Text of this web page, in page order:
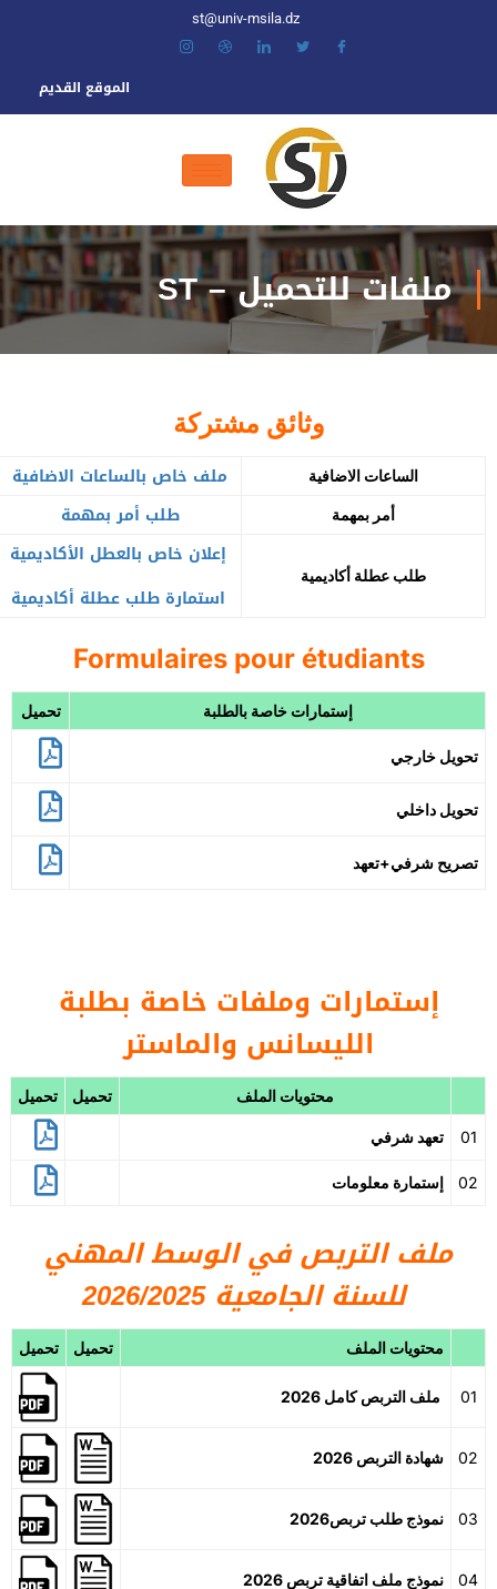
st@univ-msila.dz
الموقع القديم
ملفات للتحميل – ST
وثائق مشتركة
الساعات الاضافية ملف خاص بالساعات الاضافية
أمر بمهمة طلب أمر بمهمة
طلب عطلة أكاديمية
إعلان خاص بالعطل الأكاديمية
استمارة طلب عطلة أكاديمية
Formulaires pour étudiants
تحميل إستمارات خاصة بالطلبة
تحويل خارجي
تحويل داخلي
تصريح شرفي+تعهد
إستمارات وملفات خاصة بطلبة
الليسانس والماستر
تحميل تحميل محتويات الملف
تعهد شرفي 01
إستمارة معلومات 02
ملف التربص في الوسط المهني
للسنة الجامعية
تحميل تحميل محتويات الملف
01
شهادة التربص 2026 02
نموذج طلب تربص2026 03
نموذج ملف اتفاقية تربص 2026 04